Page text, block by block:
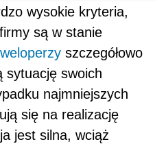
wysokie kryteria,
są w stanie
szczegółowo
sytuację swoich
najmniejszych
się na realizację
jest silna, wciąż